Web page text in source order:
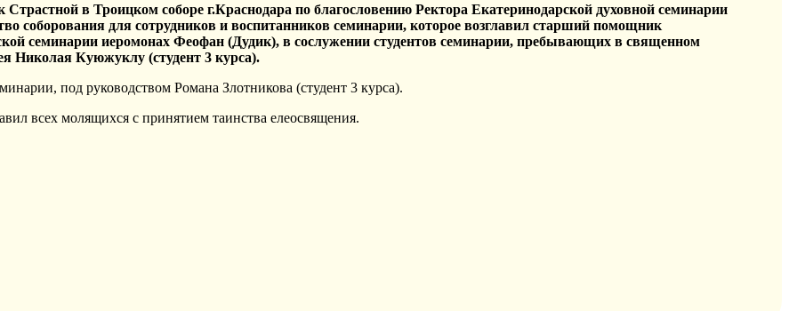
Страстной в Троицком соборе г.Краснодара по благословению Ректора Екатеринодарской духовной семинарии
соборования для сотрудников и воспитанников семинарии, которое возглавил старший помощник
семинарии иеромонах Феофан (Дудик), в сослужении студентов семинарии, пребывающих в священном
Николая Куюжуклу (студент 3 курса).
под руководством Романа Злотникова (студент 3 курса).
всех молящихся с принятием таинства елеосвящения.